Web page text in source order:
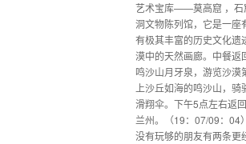
艺术宝库——莫高窟 ，石
洞文物陈列馆，它是一
有极其丰富的历史文化遗
漠中的天然画廊。中餐返
鸣沙山月牙泉，游览沙
上沙丘如海的鸣沙山，骑
滑翔伞。下午5点左右返
兰州。（19：07/09：04
没有玩够的朋友有两条更